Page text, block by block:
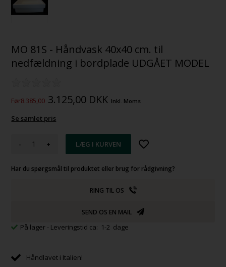
MO 81S - Håndvask 40x40 cm. til
nedfældning i bordplade UDGÅET MODEL
Før8.385,00 3.125,00 DKK Inkl. Moms
Se samlet pris
- +
Har du spørgsmål til produktet eller brug for rådgivning?
RING TIL OS
SEND OS EN MAIL
På lager - Leveringstid ca: 1-2 dage
Håndlavet i Italien!